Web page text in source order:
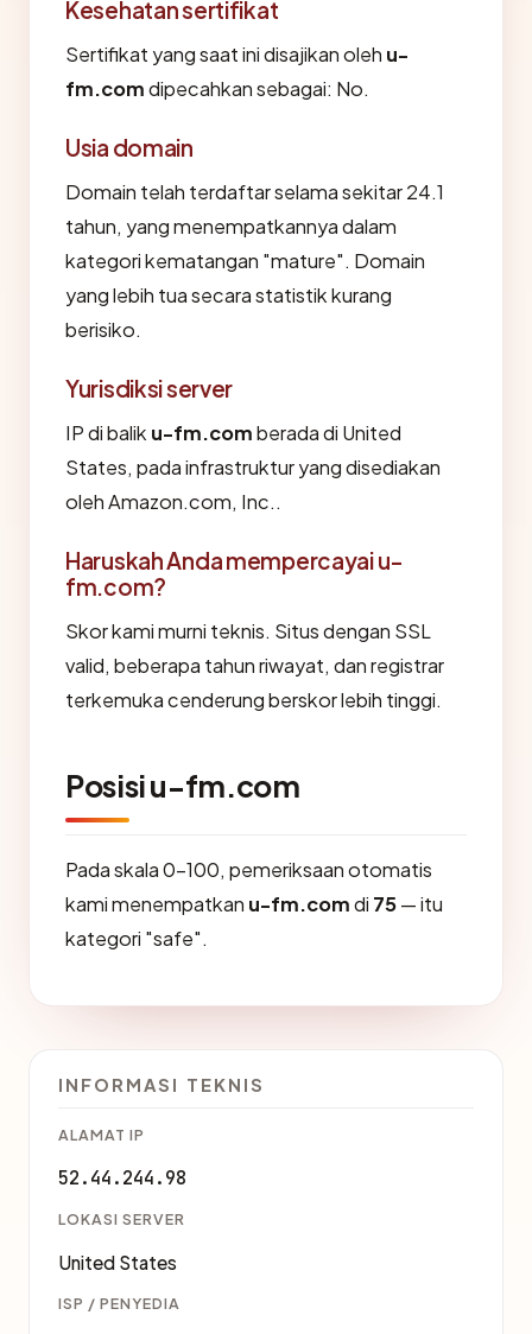
Kesehatan sertifikat
Sertifikat yang saat ini disajikan oleh u-
fm.comdipecahkan sebagai: No.
Usia domain
Domain telah terdaftar selama sekitar 24.1
tahun, yang menempatkannya dalam
kategori kematangan "mature". Domain
yang lebih tua secara statistik kurang
berisiko.
Yurisdiksi server
IP di balik u-fm.comberada di United
States, pada infrastruktur yang disediakan
oleh Amazon.com, Inc..
Haruskah Anda mempercayai u-
fm.com?
Skor kami murni teknis. Situs dengan SSL
valid, beberapa tahun riwayat, dan registrar
terkemuka cenderung berskor lebih tinggi.
Posisi u-fm.com
Pada skala 0-100, pemeriksaan otomatis
kami menempatkan u-fm.comdi 75— itu
kategori "safe".
INFORMASI TEKNIS
ALAMAT IP
52.44.244.98
LOKASI SERVER
United States
ISP / PENYEDIA